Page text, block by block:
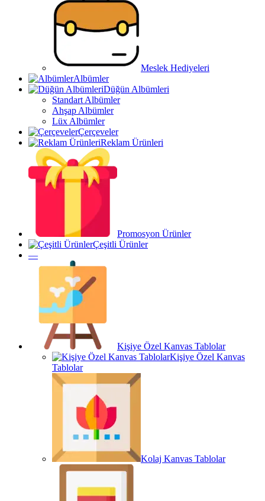
Meslek Hediyeleri
Albümler
Düğün Albümleri
Standart Albümler
Ahşap Albümler
Lüx Albümler
Çerçeveler
Reklam Ürünleri
Promosyon Ürünler
Çeşitli Ürünler
—
Kişiye Özel Kanvas Tablolar
Kişiye Özel Kanvas
Tablolar
Kolaj Kanvas Tablolar